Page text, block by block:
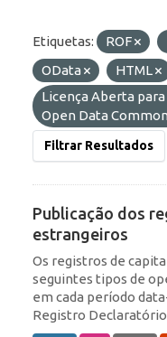
Etiquetas: ROF
OData
HTML
Licença Aberta para
Open Data
Filtrar Resultados
Publicação dos
estrangeiros
Os registros de
seguintes tipos de
em cada período
Registro